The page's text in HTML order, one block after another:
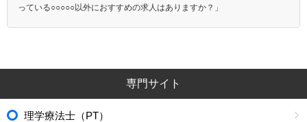
っている○○○○○以外におすすめの求人はありますか？」
専門サイト
理学療法士（PT）